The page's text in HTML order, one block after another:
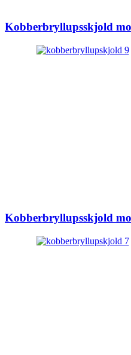
Kobberbryllupsskjold
Kobberbryllupsskjold